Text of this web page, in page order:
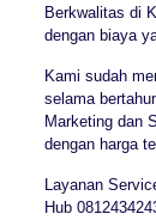
Berkwalitas di
dengan biaya
Kami sudah
selama
Marketing dan
dengan harga
Layanan
Hub